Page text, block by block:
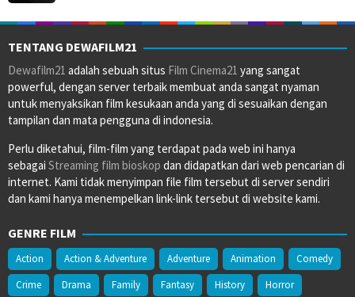
TENTANG DEWAFILM21
Dewafilm21 adalah sebuah situs Film Cinema21 yang sangat
powerful, dengan server terbaik membuat anda sangat nyaman
untuk menyaksikan film kesukaan anda yang di sesuaikan dengan
tampilan dan mata pengguna di indonesia.
Perlu diketahui, film-film yang terdapat pada web ini hanya
sebagai Streaming film bioskop dan didapatkan dari web pencarian di
internet. Kami tidak menyimpan file film tersebut di server sendiri
dan kami hanya menempelkan link-link tersebut di website kami.
GENRE FILM
Action Action & Adventure Adventure Animation
Comedy
Crime
Drama Family Fantasy History Horror